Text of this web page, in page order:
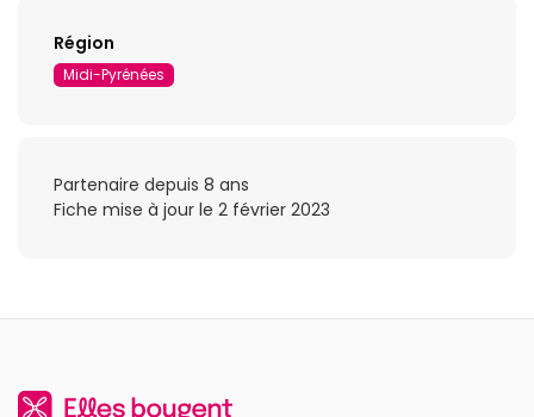
Région
Midi-Pyrénées
Partenaire depuis 8 ans
Fiche mise à jour le 2 février 2023